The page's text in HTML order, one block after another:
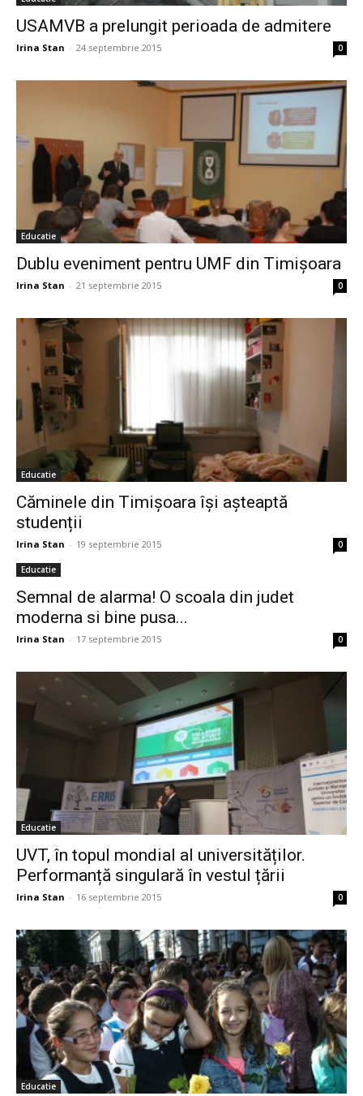
USAMVB a prelungit perioada de admitere
Irina Stan - 24 septembrie 2015 0
Educatie
Dublu eveniment pentru UMF din Timișoara
Irina Stan - 21 septembrie 2015 0
Educatie
Căminele din Timișoara își așteaptă
studenții
Irina Stan - 19 septembrie 2015 0
Educatie
Semnal de alarma! O scoala din judet
moderna si bine pusa...
Irina Stan - 17 septembrie 2015 0
Educatie
UVT, în topul mondial al universităților.
Performanță singulară în vestul țării
Irina Stan - 16 septembrie 2015 0
Educatie